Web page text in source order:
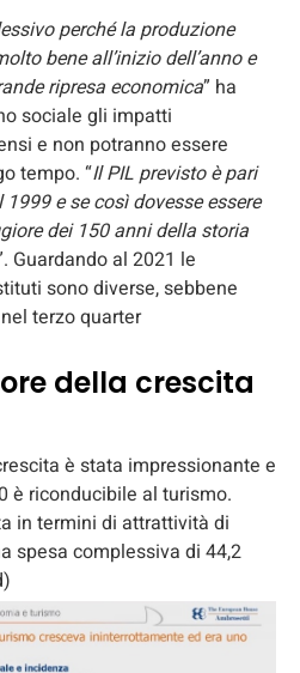
perché la produzione
bene all’inizio dell’anno e
ripresa economica” ha
sociale gli impatti
e non potranno essere
tempo. “Il PIL previsto è pari
e se così dovesse essere
dei 150 anni della storia
Guardando al 2021 le
sono diverse, sebbene
terzo quarter
della crescita
è stata impressionante e
è riconducibile al turismo.
in termini di attrattività di
spesa complessiva di 44,2